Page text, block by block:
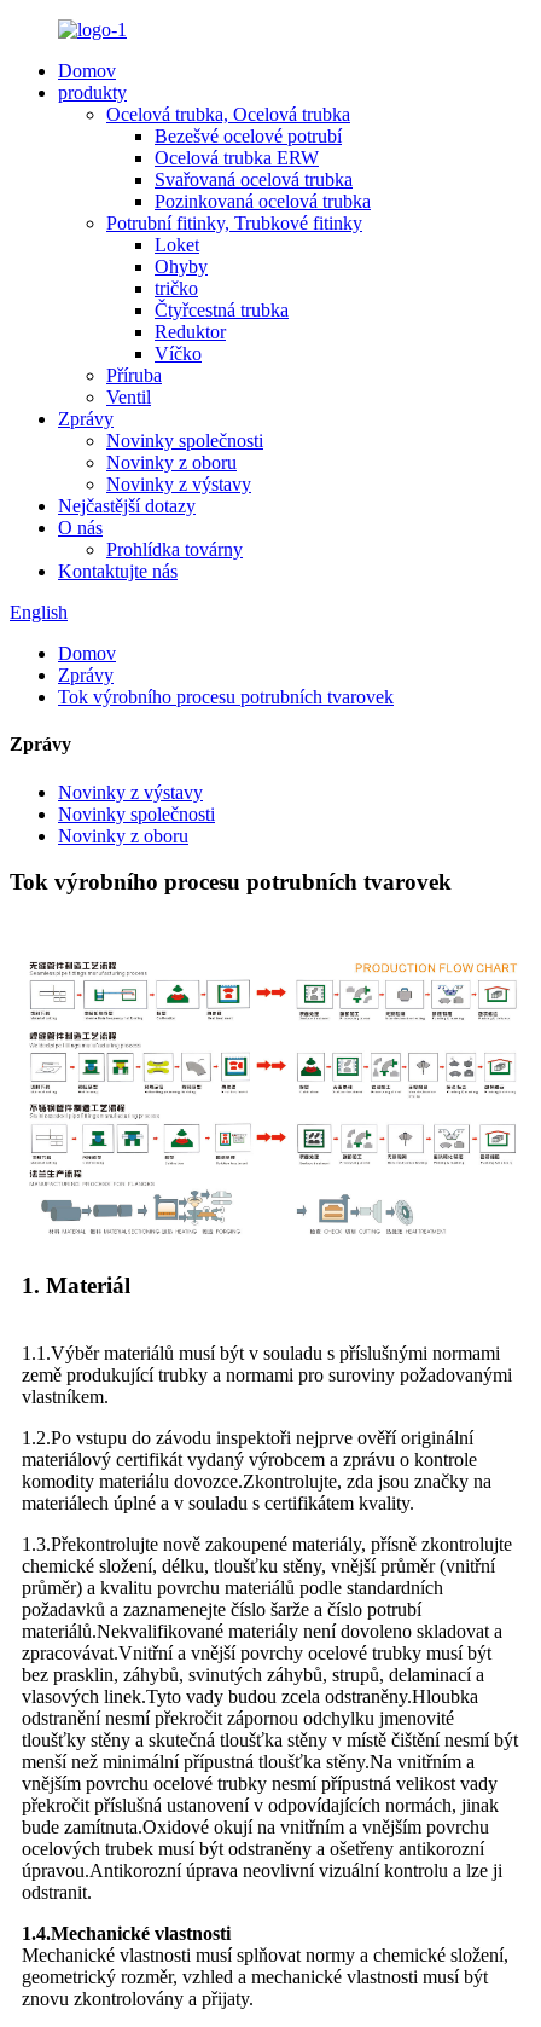
Domov
produkty
Ocelová trubka, Ocelová trubka
Bezešvé ocelové potrubí
Ocelová trubka ERW
Svařovaná ocelová trubka
Pozinkovaná ocelová trubka
Potrubní fitinky, Trubkové fitinky
Loket
Ohyby
tričko
Čtyřcestná trubka
Reduktor
Víčko
Příruba
Ventil
Zprávy
Novinky společnosti
Novinky z oboru
Novinky z výstavy
Nejčastější dotazy
O nás
Prohlídka továrny
Kontaktujte nás
English
Domov
Zprávy
Tok výrobního procesu potrubních tvarovek
Zprávy
Novinky z výstavy
Novinky společnosti
Novinky z oboru
Tok výrobního procesu potrubních tvarovek
1. Materiál
1.1.Výběr materiálů musí být v souladu s příslušnými normami
země produkující trubky a normami pro suroviny požadovanými
vlastníkem.
1.2.Po vstupu do závodu inspektoři nejprve ověří originální
materiálový certifikát vydaný výrobcem a zprávu o kontrole
komodity materiálu dovozce.Zkontrolujte, zda jsou značky na
materiálech úplné a v souladu s certifikátem kvality.
1.3.Překontrolujte nově zakoupené materiály, přísně zkontrolujte
chemické složení, délku, tloušťku stěny, vnější průměr (vnitřní
průměr) a kvalitu povrchu materiálů podle standardních
požadavků a zaznamenejte číslo šarže a číslo potrubí
materiálů.Nekvalifikované materiály není dovoleno skladovat a
zpracovávat.Vnitřní a vnější povrchy ocelové trubky musí být
bez prasklin, záhybů, svinutých záhybů, strupů, delaminací a
vlasových linek.Tyto vady budou zcela odstraněny.Hloubka
odstranění nesmí překročit zápornou odchylku jmenovité
tloušťky stěny a skutečná tloušťka stěny v místě čištění nesmí být
menší než minimální přípustná tloušťka stěny.Na vnitřním a
vnějším povrchu ocelové trubky nesmí přípustná velikost vady
překročit příslušná ustanovení v odpovídajících normách, jinak
bude zamítnuta.Oxidové okují na vnitřním a vnějším povrchu
ocelových trubek musí být odstraněny a ošetřeny antikorozní
úpravou.Antikorozní úprava neovlivní vizuální kontrolu a lze ji
odstranit.
1.4.Mechanické vlastnosti
Mechanické vlastnosti musí splňovat normy a chemické složení,
geometrický rozměr, vzhled a mechanické vlastnosti musí být
znovu zkontrolovány a přijaty.